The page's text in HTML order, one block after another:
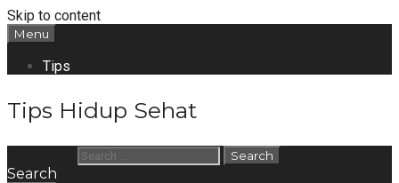
Skip to content
Menu
Tips
Tips Hidup Sehat
Search